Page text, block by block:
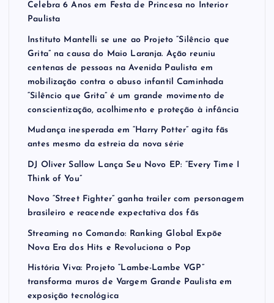
Celebra 6 Anos em Festa de Princesa no Interior
Paulista
Instituto Mantelli se une ao Projeto “Silêncio que
Grita” na causa do Maio Laranja. Ação reuniu
centenas de pessoas na Avenida Paulista em
mobilização contra o abuso infantil Caminhada
“Silêncio que Grita” é um grande movimento de
conscientização, acolhimento e proteção à infância
Mudança inesperada em “Harry Potter” agita fãs
antes mesmo da estreia da nova série
DJ Oliver Sallow Lança Seu Novo EP: “Every Time I
Think of You”
Novo “Street Fighter” ganha trailer com personagem
brasileiro e reacende expectativa dos fãs
Streaming no Comando: Ranking Global Expõe
Nova Era dos Hits e Revoluciona o Pop
História Viva: Projeto “Lambe-Lambe VGP”
transforma muros de Vargem Grande Paulista em
exposição tecnológica